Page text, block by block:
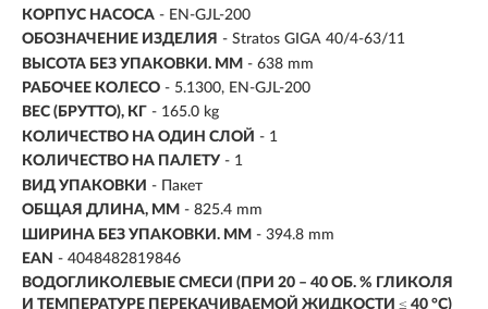
КОРПУС НАСОСА - EN-GJL-200
ОБОЗНАЧЕНИЕ ИЗДЕЛИЯ - Stratos GIGA 40/4-63/11
ВЫСОТА БЕЗ УПАКОВКИ. ММ - 638 mm
РАБОЧЕЕ КОЛЕСО - 5.1300, EN-GJL-200
ВЕС (БРУТТО), КГ - 165.0 kg
КОЛИЧЕСТВО НА ОДИН СЛОЙ - 1
КОЛИЧЕСТВО НА ПАЛЕТУ - 1
ВИД УПАКОВКИ - Пакет
ОБЩАЯ ДЛИНА, ММ - 825.4 mm
ШИРИНА БЕЗ УПАКОВКИ. ММ - 394.8 mm
EAN - 4048482819846
ВОДОГЛИКОЛЕВЫЕ СМЕСИ (ПРИ 20 – 40 ОБ. % ГЛИКОЛЯ
И ТЕМПЕРАТУРЕ ПЕРЕКАЧИВАЕМОЙ ЖИДКОСТИ ≤ 40 °C)